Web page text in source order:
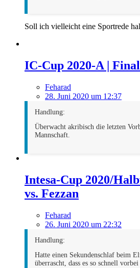
Soll ich vielleicht eine Sportrede
IC-Cup 2020-A |
Feharad
28. Juni 2020 um 12:37
Handlung:
Überwacht akribisch die letzten
Mannschaft.
Intesa-Cup 2020/
vs. Fezzan
Feharad
26. Juni 2020 um 22:32
Handlung:
Hatte einen Sekundenschlaf beim
überrascht, dass es so schnell